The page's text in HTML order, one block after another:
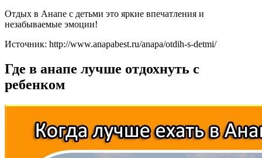
Отдых в Анапе с детьми это яркие впечатления и
незабываемые эмоции!
Источник: http://www.anapabest.ru/anapa/otdih-s-detmi/
Где в анапе лучше отдохнуть с
ребенком